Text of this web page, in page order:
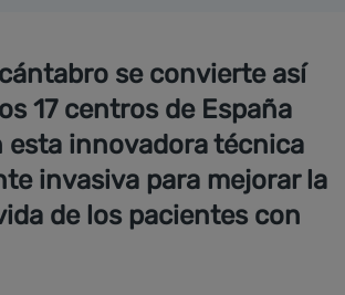
se convierte así
17 centros de España
esta innovadora técnica
invasiva para mejorar la
de los pacientes con